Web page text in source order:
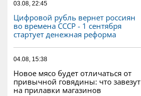
03.08, 22:45
Цифровой рубль вернет россиян
во времена СССР - 1 сентября
стартует денежная реформа
04.08, 15:38
Новое мясо будет отличаться от
привычной говядины: что завезут
на прилавки магазинов